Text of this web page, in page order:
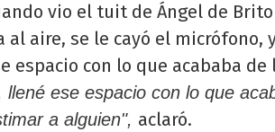
vio el tuit de Ángel de
al aire, se le cayó el micrófono,
espacio con lo que acababa de
ese espacio con lo que
a alguien", aclaró.